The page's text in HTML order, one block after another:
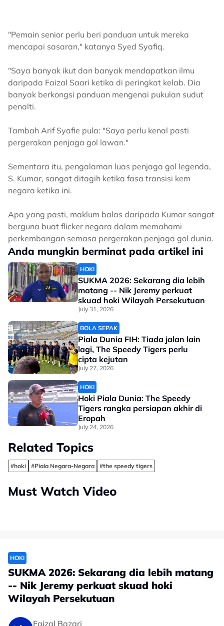
"Pemain senior perlu beri panduan untuk mereka
mencapai sasaran," katanya Syed Syafiq.
"Saya banyak ikut dan banyak mendapatkan ilmu
daripada Faizal Saari ketika di peringkat kelab. Dia
banyak berkongsi panduan mengenai pukulan sudut
penalti.
Tambah Arif Syafie pula: "Saya perlu kenal pasti
pergerakan penjaga gol lawan."
Sementara itu, pengalaman luas penjaga gol legenda,
S. Kumar, sangat ditagih ketika fasa transisi kem
negara ketika ini.
Apa yang pasti, maklum balas daripada Kumar sangat
berguna buat flicker negara dalam memahami
perkembangan semasa pergerakan penjaga gol dunia.
Anda mungkin berminat pada artikel ini
HOKI
SUKMA 2026: Sekarang dia lebih
matang -- Nik Jeremy perkuat
skuad hoki Wilayah Persekutuan
July 31, 2026
BOLA SEPAK
Piala Dunia FIH: Tiada jalan lain
lagi, The Speedy Tigers perlu
cipta kejutan
July 27, 2026
HOKI
Hoki Piala Dunia: The Speedy
Tigers rangka persiapan akhir di
Eropah
July 24, 2026
Related Topics
#hoki #Piala Negara-Negara #the speedy tigers
Must Watch Video
HOKI
SUKMA 2026: Sekarang dia lebih matang
-- Nik Jeremy perkuat skuad hoki
Wilayah Persekutuan
Faizal Bazari